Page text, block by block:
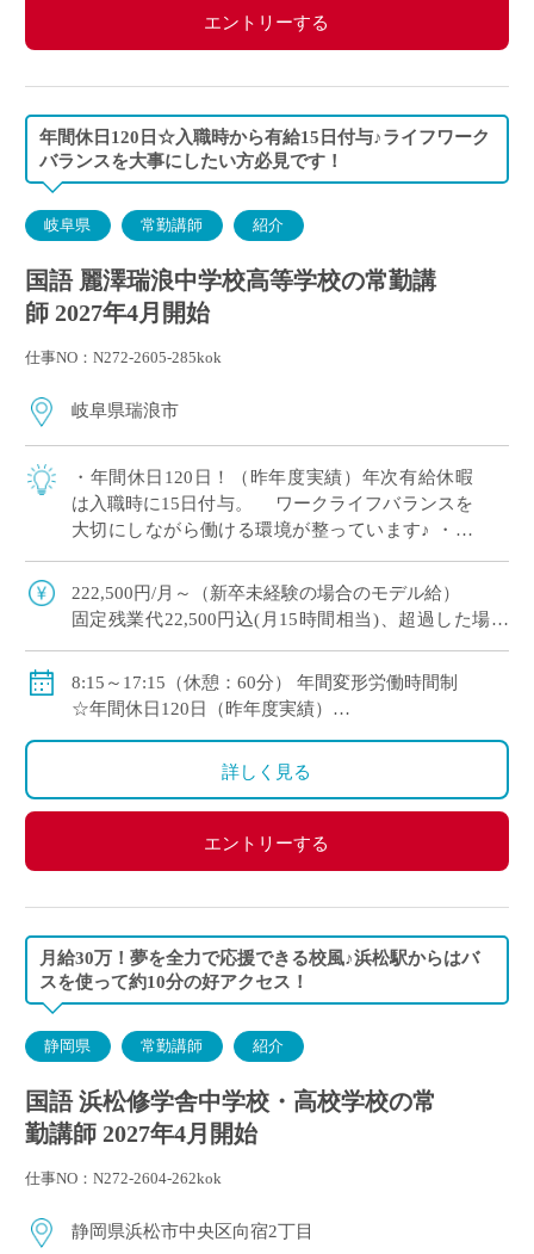
エントリーする
年間休日120日☆入職時から有給15日付与♪ライフワーク
バランスを大事にしたい方必見です！
岐阜県 常勤講師 紹介
国語 麗澤瑞浪中学校高等学校の常勤講
師 2027年4月開始
仕事NO：N272-2605-285kok
岐阜県瑞浪市
・年間休日120日！（昨年度実績）年次有給休暇
は入職時に15日付与。 ワークライフバランスを
大切にしながら働ける環境が整っています♪ ・常
勤講師として、1年契約の勤務スタート。 自分
に合った環境か、じっくり見極めるこ […]
222,500円/月～（新卒未経験の場合のモデル給）
固定残業代22,500円込(月15時間相当)、超過した場合
は超過勤務手当を別途支給
各種手当（部活動手当・入試手当等）あり
賞与年2回(昨年度実績4.0ヶ月)
交通費支給（月6万円まで）
総合型福利厚生サービス など
8:15～17:15（休憩：60分） 年間変形労働時間制
☆年間休日120日（昨年度実績）
☆入職時に年次有給休暇15日付与
詳しく見る
エントリーする
月給30万！夢を全力で応援できる校風♪浜松駅からはバ
スを使って約10分の好アクセス！
静岡県 常勤講師 紹介
国語 浜松修学舎中学校・高校学校の常
勤講師 2027年4月開始
仕事NO：N272-2604-262kok
静岡県浜松市中央区向宿2丁目